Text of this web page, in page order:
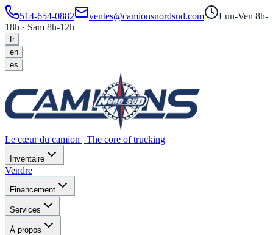
514-654-0882 ventes@camionsnordsud.com
Lun-Ven 8h-
18h · Sam 8h-12h
fr
en
es
Le cœur du camion | The core of trucking
Inventaire
Vendre
Financement
Services
À propos